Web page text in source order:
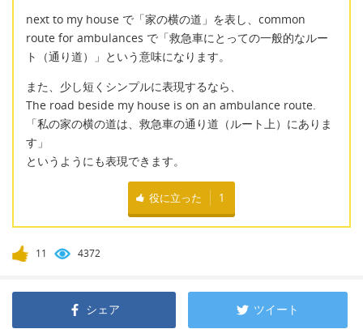
next to my house で「家の横の道」を表し、common
route for ambulances で「救急車にとっての一般的なルー
ト（通り道）」という意味になります。
また、少し短くシンプルに表現するなら、
The road beside my house is on an ambulance route.
「私の家の横の道は、救急車の通り道（ルート上）にありま
す」
というようにも表現できます。
役に立った 1
11 4372
シェア ツイート